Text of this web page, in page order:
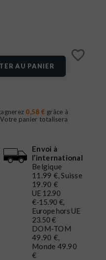
AU PANIER
favorite_border
0,58 € grâce à
panier totalisera
Envoi à
l’international
Belgique
11.99 €, Suisse
19.90 €
UE 12.90
€-15.90 €,
Europe hors UE
23.50 €
DOM-TOM
49.90 €,
Monde 49.90
€